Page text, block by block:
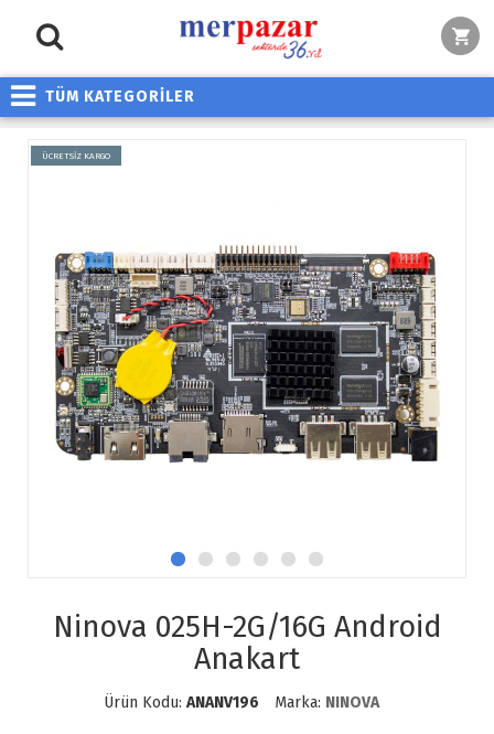
TÜM KATEGORİLER
ÜCRETSİZ KARGO
Ninova 025H-2G/16G Android
Anakart
Ürün Kodu: ANANV196 Marka: NINOVA